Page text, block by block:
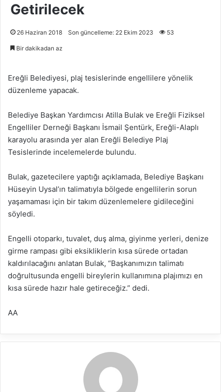
Getirilecek
26 Haziran 2018 Son güncelleme: 22 Ekim 2023 53
Bir dakikadan az
Ereğli Belediyesi, plaj tesislerinde engellilere yönelik
düzenleme yapacak.
Belediye Başkan Yardımcısı Atilla Bulak ve Ereğli Fiziksel
Engelliler Derneği Başkanı İsmail Şentürk, Ereğli-Alaplı
karayolu arasında yer alan Ereğli Belediye Plaj
Tesislerinde incelemelerde bulundu.
Bulak, gazetecilere yaptığı açıklamada, Belediye Başkanı
Hüseyin Uysal’ın talimatıyla bölgede engellilerin sorun
yaşamaması için bir takım düzenlemelere gidileceğini
söyledi.
Engelli otoparkı, tuvalet, duş alma, giyinme yerleri, denize
girme rampası gibi eksikliklerin kısa sürede ortadan
kaldırılacağını anlatan Bulak, “Başkanımızın talimatı
doğrultusunda engelli bireylerin kullanımına plajımızı en
kısa sürede hazır hale getireceğiz.” dedi.
AA